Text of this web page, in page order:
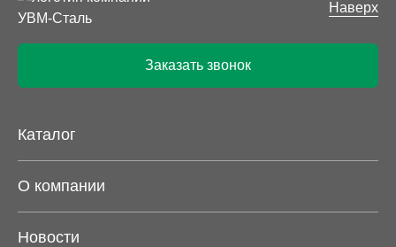
Наверх
Заказать звонок
Каталог
О компании
Новости